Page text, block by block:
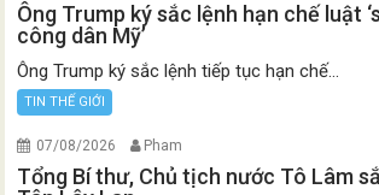
Ông Trump ký sắc lệnh hạn chế luật
công dân Mỹ’
Ông Trump ký sắc lệnh tiếp tục hạn chế...
TIN THẾ GIỚI
07/08/2026 Pham
Tổng Bí thư, Chủ tịch nước Tô Lâm